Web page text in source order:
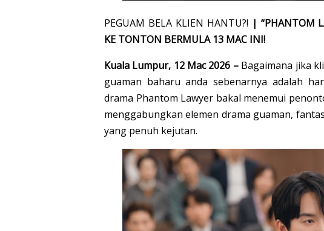
PEGUAM BELA KLIEN HANTU?! | “PHANTOM
KE TONTON BERMULA 13 MAC INI!
Kuala Lumpur, 12 Mac 2026 –Bagaimana jika
guaman baharu anda sebenarnya adalah
drama Phantom Lawyer bakal menemui
menggabungkan elemen drama guaman,
yang penuh kejutan.